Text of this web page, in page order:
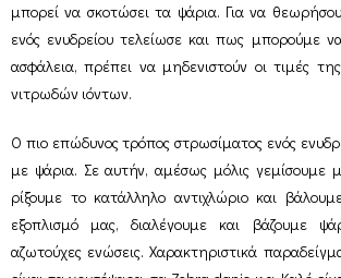
μπορεί να σκοτώσει τα ψάρια. Για να
ενός ενυδρείου τελείωσε και πως μπορούμε
ασφάλεια, πρέπει να μηδενιστούν οι τιμές
νιτρωδών ιόντων.
Ο πιο επώδυνος τρόπος στρωσίματος ενός
με ψάρια. Σε αυτήν, αμέσως μόλις γεμίσουμε
ρίξουμε το κατάλληλο αντιχλώριο και
εξοπλισμό μας, διαλέγουμε και βάζουμε
αζωτούχες ενώσεις. Χαρακτηριστικά